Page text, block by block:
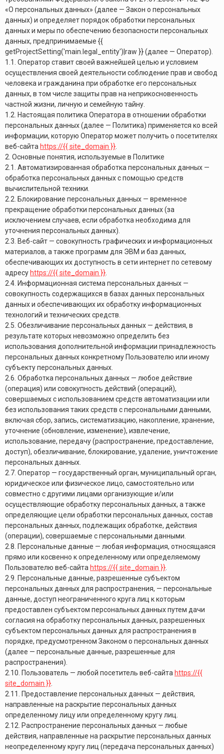
«О персональных данных» (далее — Закон о персональных
данных) и определяет порядок обработки персональных
данных и меры по обеспечению безопасности персональных
данных, предпринимаемые {{
getProjectSetting('main.legal_entity')|raw }} (далее — Оператор).
1.1. Оператор ставит своей важнейшей целью и условием
осуществления своей деятельности соблюдение прав и свобод
человека и гражданина при обработке его персональных
данных, в том числе защиты прав на неприкосновенность
частной жизни, личную и семейную тайну.
1.2. Настоящая политика Оператора в отношении обработки
персональных данных (далее — Политика) применяется ко всей
информации, которую Оператор может получить о посетителях
веб-сайта https://{{ site_domain }}
2. Основные понятия, используемые в Политике
2.1. Автоматизированная обработка персональных данных —
обработка персональных данных с помощью средств
вычислительной техники.
2.2. Блокирование персональных данных — временное
прекращение обработки персональных данных (за
исключением случаев, если обработка необходима для
уточнения персональных данных).
2.3. Веб-сайт — совокупность графических и информационных
материалов, а также программ для ЭВМ и баз данных,
обеспечивающих их доступность в сети интернет по сетевому
адресу https://{{ site_domain }}
2.4. Информационная система персональных данных —
совокупность содержащихся в базах данных персональных
данных и обеспечивающих их обработку информационных
технологий и технических средств.
2.5. Обезличивание персональных данных — действия, в
результате которых невозможно определить без
использования дополнительной информации принадлежность
персональных данных конкретному Пользователю или иному
субъекту персональных данных.
2.6. Обработка персональных данных — любое действие
(операция) или совокупность действий (операций),
совершаемых с использованием средств автоматизации или
без использования таких средств с персональными данными,
включая сбор, запись, систематизацию, накопление, хранение,
уточнение (обновление, изменение), извлечение,
использование, передачу (распространение, предоставление,
доступ), обезличивание, блокирование, удаление, уничтожение
персональных данных.
2.7. Оператор — государственный орган, муниципальный орган,
юридическое или физическое лицо, самостоятельно или
совместно с другими лицами организующие и/или
осуществляющие обработку персональных данных, а также
определяющие цели обработки персональных данных, состав
персональных данных, подлежащих обработке, действия
(операции), совершаемые с персональными данными.
2.8. Персональные данные — любая информация, относящаяся
прямо или косвенно к определенному или определяемому
Пользователю веб-сайта https://{{ site_domain }}
2.9. Персональные данные, разрешенные субъектом
персональных данных для распространения, — персональные
данные, доступ неограниченного круга лиц к которым
предоставлен субъектом персональных данных путем дачи
согласия на обработку персональных данных, разрешенных
субъектом персональных данных для распространения в
порядке, предусмотренном Законом о персональных данных
(далее — персональные данные, разрешенные для
распространения).
2.10. Пользователь — любой посетитель веб-сайта https://{{
site_domain }}
2.11. Предоставление персональных данных — действия,
направленные на раскрытие персональных данных
определенному лицу или определенному кругу лиц.
2.12. Распространение персональных данных — любые
действия, направленные на раскрытие персональных данных
неопределенному кругу лиц (передача персональных данных)